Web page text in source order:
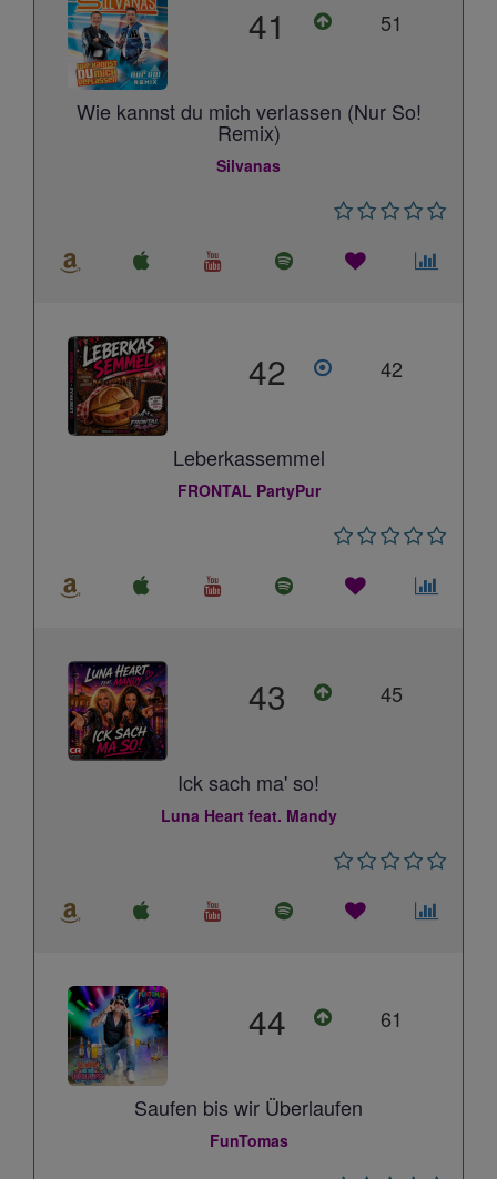
41 51
Wie kannst du mich verlassen (Nur So!
Remix)
Silvanas
42 42
Leberkassemmel
FRONTAL PartyPur
43 45
Ick sach ma' so!
Luna Heart feat. Mandy
44 61
Saufen bis wir Überlaufen
FunTomas